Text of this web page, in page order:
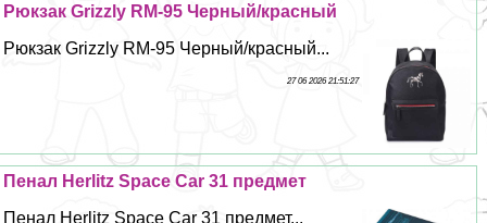
Рюкзак Grizzly RM-95 Черный/красный
Рюкзак Grizzly RM-95 Черный/красный...
27 06 2026 21:51:27
Пенал Herlitz Space Car 31 предмет
Пенал Herlitz Space Car 31 предмет...